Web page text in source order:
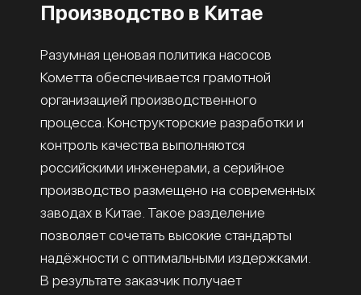
Производство в Китае
Разумная ценовая политика насосов
Кометта обеспечивается грамотной
организацией производственного
процесса. Конструкторские разработки и
контроль качества выполняются
российскими инженерами, а серийное
производство размещено на современных
заводах в Китае. Такое разделение
позволяет сочетать высокие стандарты
надёжности с оптимальными издержками.
В результате заказчик получает